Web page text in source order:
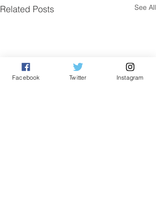
Related Posts See All
Facebook Twitter Instagram